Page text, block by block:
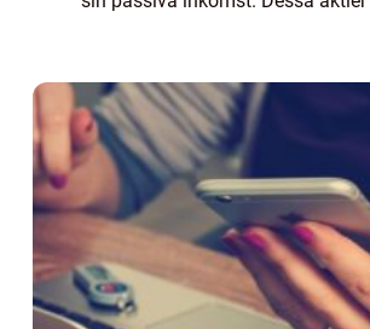
kontinuerlig ...